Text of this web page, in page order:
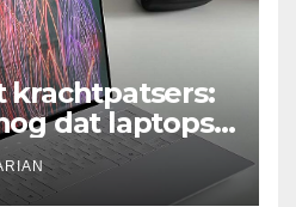
dat laptops
zijn?